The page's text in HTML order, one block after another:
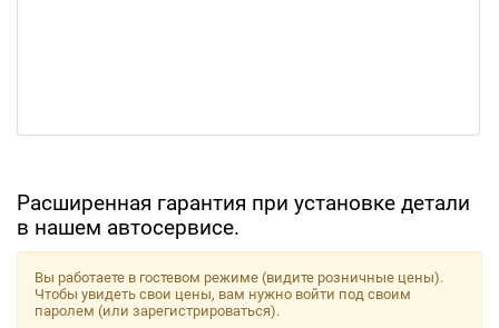
Расширенная гарантия при установке детали
в нашем автосервисе.
Вы работаете в гостевом режиме (видите розничные цены).
Чтобы увидеть свои цены, вам нужно войти под своим
паролем (или зарегистрироваться).